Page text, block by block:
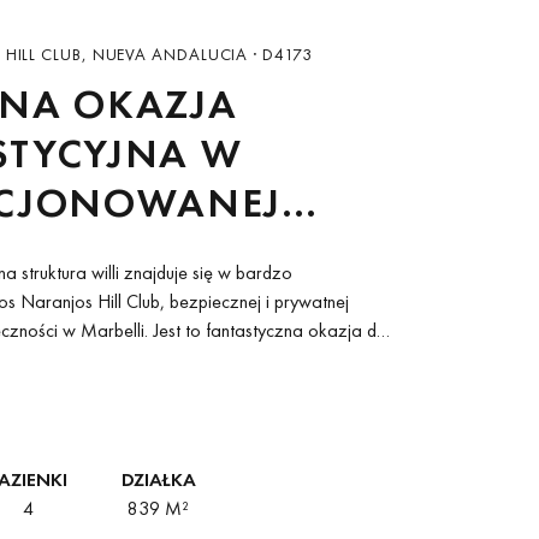
CLUB, NUEVA ANDALUCIA · D4173
OKAZJA
W
WILLI W LOS
HILL CLUB
struktura willi znajduje się w bardzo
Naranjos Hill Club, bezpiecznej i prywatnej
w Marbelli. Jest to fantastyczna okazja do
4
DZIAŁKA
839 M²